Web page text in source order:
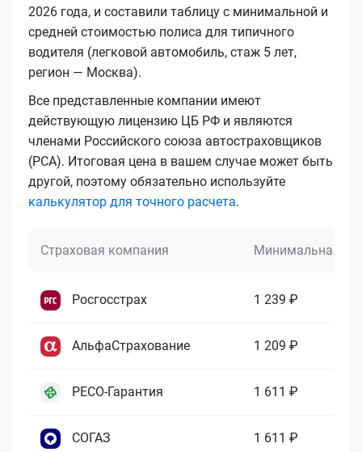
2026 года, и составили таблицу с минимальной и
средней стоимостью полиса для типичного
водителя (легковой автомобиль, стаж 5 лет,
регион — Москва).
Все представленные компании имеют
действующую лицензию ЦБ РФ и являются
членами Российского союза автостраховщиков
(РСА). Итоговая цена в вашем случае может быть
другой, поэтому обязательно используйте
калькулятор для точного расчета.
Страховая компания Минимальная
Росгосстрах 1 239 ₽
АльфаСтрахование 1 209 ₽
РЕСО-Гарантия 1 611 ₽
СОГАЗ 1 611 ₽